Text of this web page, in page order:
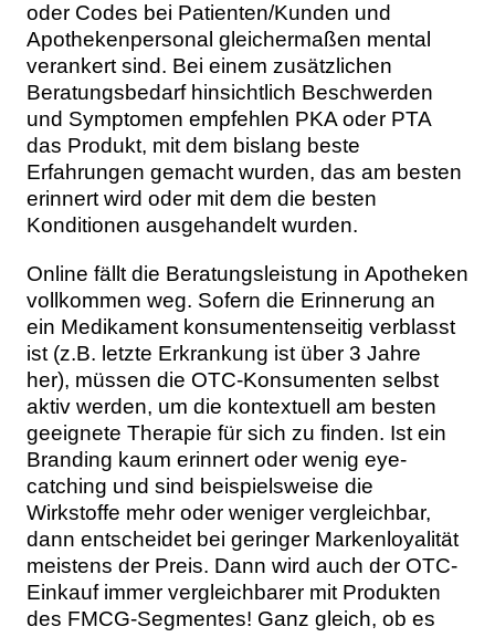
oder Codes bei Patienten/Kunden und
Apothekenpersonal gleichermaßen mental
verankert sind. Bei einem zusätzlichen
Beratungsbedarf hinsichtlich Beschwerden
und Symptomen empfehlen PKA oder PTA
das Produkt, mit dem bislang beste
Erfahrungen gemacht wurden, das am besten
erinnert wird oder mit dem die besten
Konditionen ausgehandelt wurden.
Online fällt die Beratungsleistung in Apotheken
vollkommen weg. Sofern die Erinnerung an
ein Medikament konsumentenseitig verblasst
ist (z.B. letzte Erkrankung ist über 3 Jahre
her), müssen die OTC-Konsumenten selbst
aktiv werden, um die kontextuell am besten
geeignete Therapie für sich zu finden. Ist ein
Branding kaum erinnert oder wenig eye-
catching und sind beispielsweise die
Wirkstoffe mehr oder weniger vergleichbar,
dann entscheidet bei geringer Markenloyalität
meistens der Preis. Dann wird auch der OTC-
Einkauf immer vergleichbarer mit Produkten
des FMCG-Segmentes! Ganz gleich, ob es